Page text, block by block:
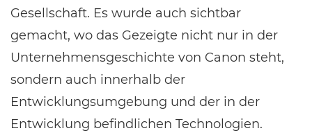
Gesellschaft. Es wurde auch sichtbar
gemacht, wo das Gezeigte nicht nur in der
Unternehmensgeschichte von Canon steht,
sondern auch innerhalb der
Entwicklungsumgebung und der in der
Entwicklung befindlichen Technologien.